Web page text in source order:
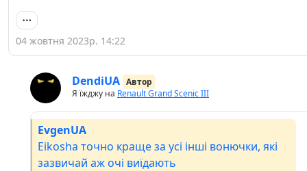
04 жовтня 2023р. 14:22
DendiUA Автор
Я їжджу на Renault Grand Scenic III
EvgenUA
Eikosha точно краще за усі інші вонючки, які
зазвичай аж очі виїдають